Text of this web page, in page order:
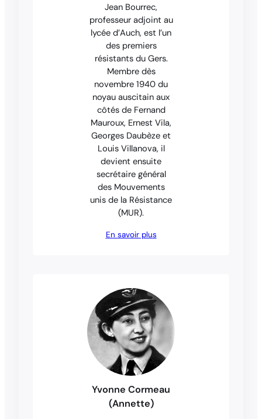
Jean Bourrec,
professeur adjoint au
lycée d’Auch, est l’un
des premiers
résistants du Gers.
Membre dès
novembre 1940 du
noyau auscitain aux
côtés de Fernand
Mauroux, Ernest Vila,
Georges Daubèze et
Louis Villanova, il
devient ensuite
secrétaire général
des Mouvements
unis de la Résistance
(MUR).
En savoir plus
Yvonne Cormeau
(Annette)